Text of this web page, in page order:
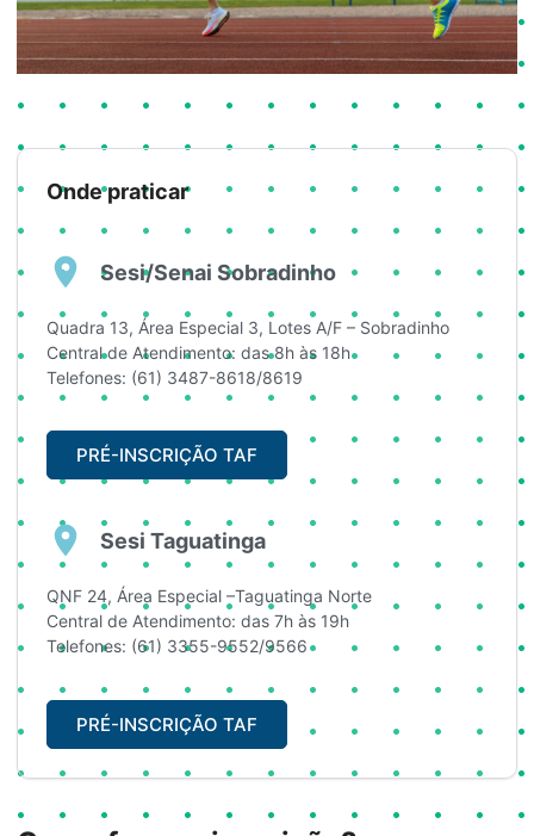
Onde praticar
Sesi/Senai Sobradinho
Quadra 13, Área Especial 3, Lotes A/F – Sobradinho
Central de Atendimento: das 8h às 18h
Telefones: (61) 3487-8618/8619
PRÉ-INSCRIÇÃO TAF
Sesi Taguatinga
QNF 24, Área Especial –Taguatinga Norte
Central de Atendimento: das 7h às 19h
Telefones: (61) 3355-9552/9566
PRÉ-INSCRIÇÃO TAF